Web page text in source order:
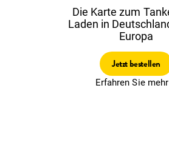
Die Karte zum
Laden in
Europa
Jetzt bestellen
Erfahren Sie mehr